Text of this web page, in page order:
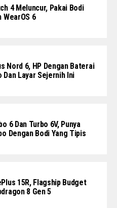
4 Meluncur, Pakai Bodi
WearOS 6
Nord 6, HP Dengan Baterai
Dan Layar Sejernih Ini
6 Dan Turbo 6V, Punya
Dengan Bodi Yang Tipis
15R, Flagship Budget
8 Gen 5